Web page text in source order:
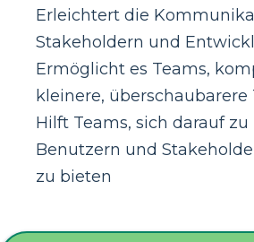
Erleichtert die
Stakeholdern und
Ermöglicht es Teams,
kleinere, überschaubarere
Hilft Teams, sich darauf
Benutzern und
zu bieten